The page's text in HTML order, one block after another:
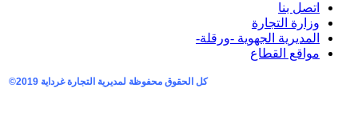
اتصل بنا
وزارة التجارة
المديرية الجهوية -ورقلة-
مواقع القطاع
كل الحقوق محفوظة لمديرية التجارة غرداية 2019©